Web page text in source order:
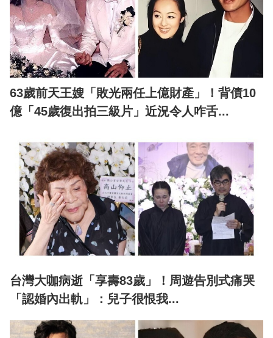
63歲前天王嫂「敗光兩任上億財產」！背債10
億「45歲復出拍三級片」近況令人咋舌...
台灣大咖病逝「享壽83歲」！周遊告別式痛哭
「認婚內出軌」：兒子很恨我...